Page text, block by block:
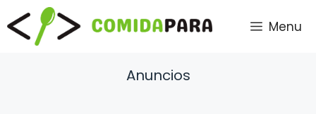
Saltar
al
contenido
Menu
Anuncios